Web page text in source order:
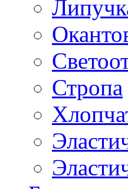
Стропа